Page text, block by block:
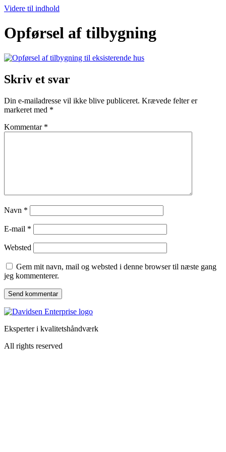
Videre til indhold
Opførsel af tilbygning
Skriv et svar
Din e-mailadresse vil ikke blive publiceret. Krævede felter er
markeret med *
Kommentar *
Navn *
E-mail *
Websted
Gem mit navn, mail og websted i denne browser til næste gang
jeg kommenterer.
Eksperter i kvalitetshåndværk
All rights reserved